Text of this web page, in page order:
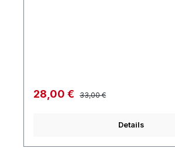
Verkaufspreis:
28,00 € Regulärer Preis:
33,00 €
Details